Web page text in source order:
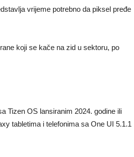
vrijeme potrebno da piksel pređe
koji se kače na zid u sektoru, po
Tizen OS lansiranim 2024. godine ili
tabletima i telefonima sa One UI 5.1.1